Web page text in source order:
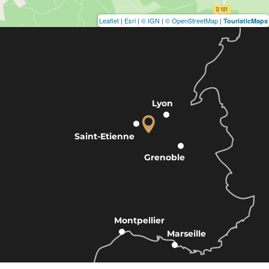
Leaflet | Esri | © IGN | © OpenStreetMap | TouristicMaps
Lyon
Grenoble
Marseille
Montpellier
Saint-Etienne